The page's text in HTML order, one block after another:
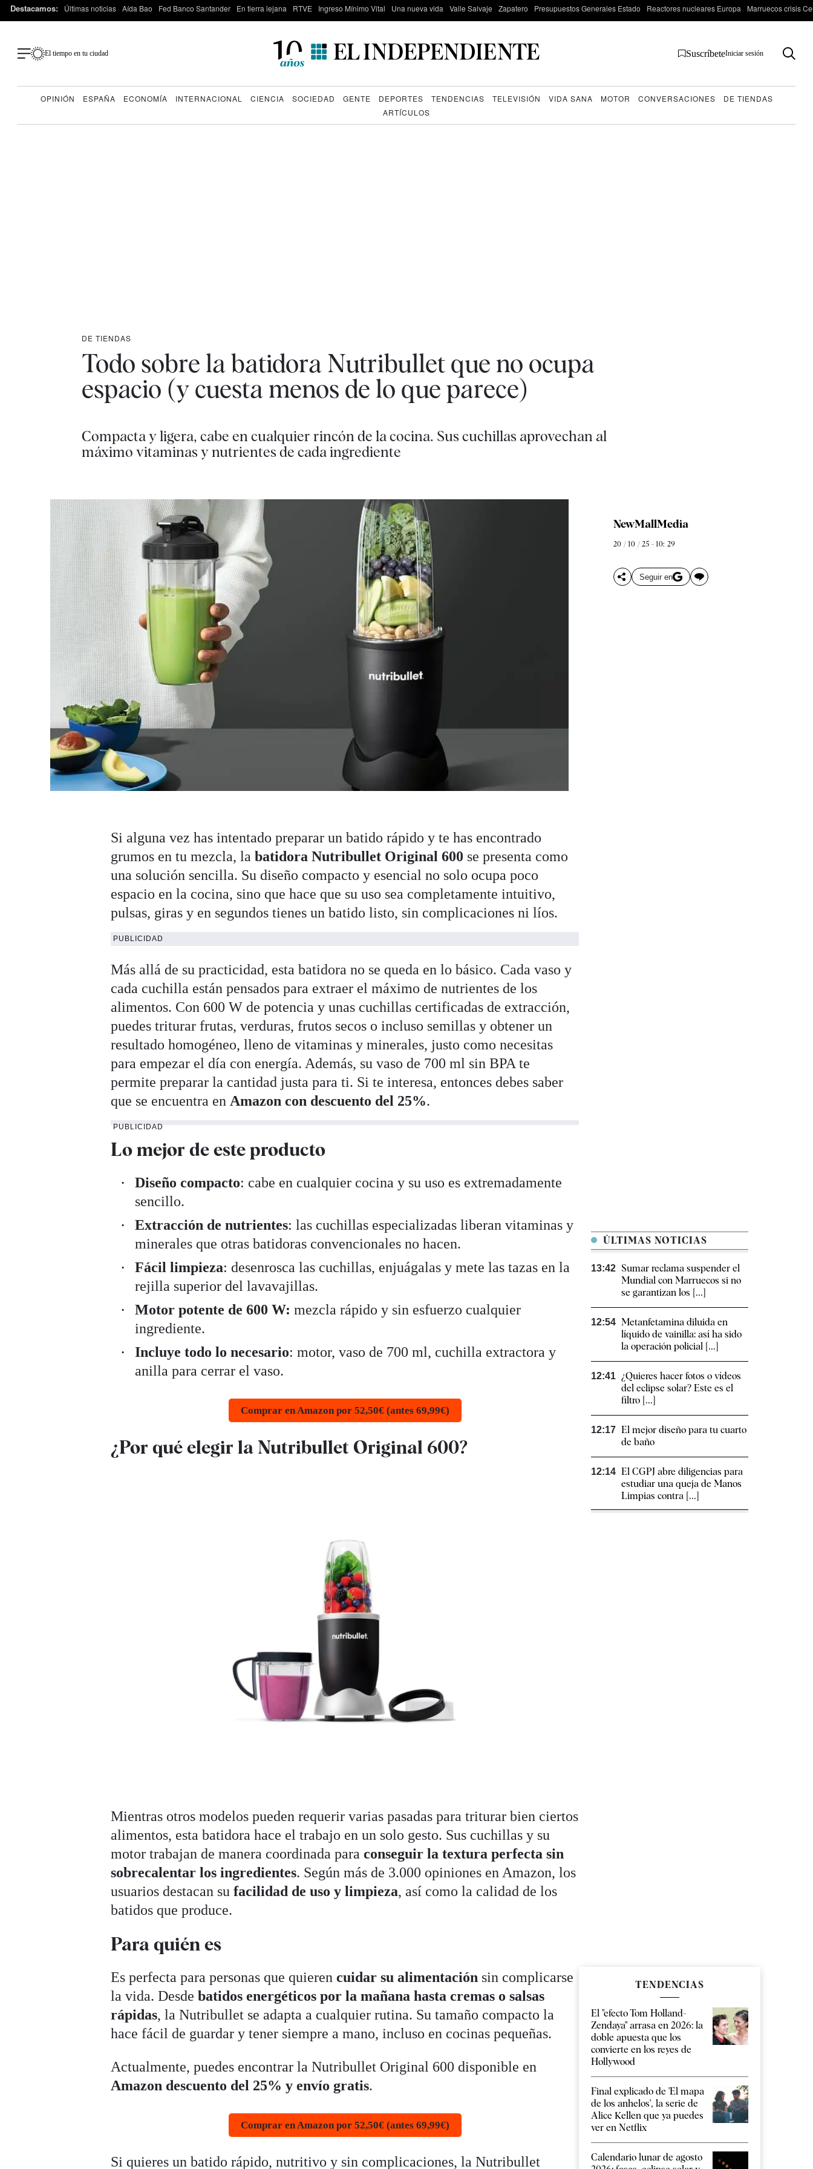
Destacamos: Últimas noticias Aída Bao Fed Banco Santander En tierra lejana RTVE Ingreso Mínimo Vital Una nueva vida Valle Salvaje Zapatero Presupuestos Generales Estado Reactores nucleares Europa Marruecos crisis
El tiempo en tu ciudad SuscríbeteIniciar sesión
OPINIÓN ESPAÑA ECONOMÍA INTERNACIONAL CIENCIA SOCIEDAD GENTE DEPORTES TENDENCIAS TELEVISIÓN VIDA SANA MOTOR CONVERSACIONES
DE TIENDAS
ARTÍCULOS
DE TIENDAS
Todo sobre la batidora Nutribullet que no ocupa
espacio (y cuesta menos de lo que parece)
Compacta y ligera, cabe en cualquier rincón de la cocina. Sus cuchillas aprovechan al
máximo vitaminas y nutrientes de cada ingrediente
NewMallMedia
20 / 10 / 25 - 10: 29
Seguir en
Si alguna vez has intentado preparar un batido rápido y te has encontrado
grumos en tu mezcla, labatidora Nutribullet Original 600 se presenta como
una solución sencilla. Su diseño compacto y esencial no solo ocupa poco
espacio en la cocina, sino que hace que su uso sea completamente intuitivo,
pulsas, giras y en segundos tienes un batido listo, sin complicaciones ni líos.
PUBLICIDAD
Más allá de su practicidad, esta batidora no se queda en lo básico. Cada vaso y
cada cuchilla están pensados para extraer el máximo de nutrientes de los
alimentos. Con 600 W de potencia y unas cuchillas certificadas de extracción,
puedes triturar frutas, verduras, frutos secos o incluso semillas y obtener un
resultado homogéneo, lleno de vitaminas y minerales, justo como necesitas
para empezar el día con energía. Además, su vaso de 700 ml sin BPA te
permite preparar la cantidad justa para ti. Si te interesa, entonces debes saber
que se encuentra en Amazon con descuento del 25%.
PUBLICIDAD
Lo mejor de este producto
Diseño compacto: cabe en cualquier cocina y su uso es extremadamente
sencillo.
Extracción de nutrientes: las cuchillas especializadas liberan vitaminas y
minerales que otras batidoras convencionales no hacen.
Fácil limpieza: desenrosca las cuchillas, enjuágalas y mete las tazas en la
rejilla superior del lavavajillas.
Motor potente de 600 W: mezcla rápido y sin esfuerzo cualquier
ingrediente.
Incluye todo lo necesario: motor, vaso de 700 ml, cuchilla extractora y
anilla para cerrar el vaso.
Comprar en Amazon por 52,50€ (antes 69,99€)
¿Por qué elegir la Nutribullet Original 600?
Mientras otros modelos pueden requerir varias pasadas para triturar bien ciertos
alimentos, esta batidora hace el trabajo en un solo gesto. Sus cuchillas y su
motor trabajan de manera coordinada paraconseguir la textura perfecta sin
sobrecalentar los ingredientes. Según más de 3.000 opiniones en Amazon, los
usuarios destacan sufacilidad de uso y limpieza, así como la calidad de los
batidos que produce.
Para quién es
Es perfecta para personas que quierencuidar su alimentación sin complicarse
la vida. Desdebatidos energéticos por la mañana hasta cremas o salsas
rápidas, la Nutribullet se adapta a cualquier rutina. Su tamaño compacto la
hace fácil de guardar y tener siempre a mano, incluso en cocinas pequeñas.
Actualmente, puedes encontrar la Nutribullet Original 600 disponible en
Amazon descuento del 25% y envío gratis.
Comprar en Amazon por 52,50€ (antes 69,99€)
Si quieres un batido rápido, nutritivo y sin complicaciones, la Nutribullet
ÚLTIMAS NOTICIAS
13:42 Sumar reclama suspender el
Mundial con Marruecos si no
se garantizan los [...]
12:54 Metanfetamina diluida en
líquido de vainilla: así ha sido
la operación policial [...]
12:41 ¿Quieres hacer fotos o vídeos
del eclipse solar? Este es el
filtro [...]
12:17 El mejor diseño para tu cuarto
de baño
12:14 El CGPJ abre diligencias para
estudiar una queja de Manos
Limpias contra [...]
TENDENCIAS
El "efecto Tom Holland-
Zendaya" arrasa en 2026: la
doble apuesta que los
convierte en los reyes de
Hollywood
Final explicado de 'El mapa
de los anhelos', la serie de
Alice Kellen que ya puedes
ver en Netflix
Calendario lunar de agosto